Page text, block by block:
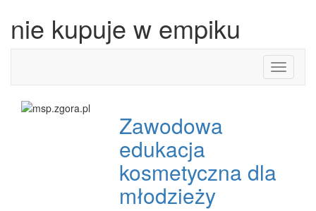
nie kupuje w empiku
Toggle
Zawodowa
edukacja
kosmetyczna dla
młodzieży